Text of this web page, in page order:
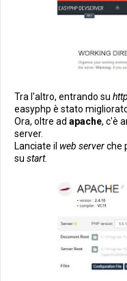
Tra l'altro, entrando su
easyphp è stato
Ora, oltre ad apache, c'è
server.
Lanciate il web serverche
su start.